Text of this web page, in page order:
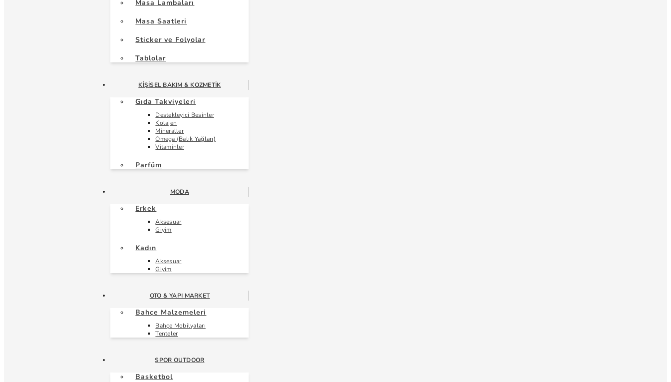
Masa Lambaları
Masa Saatleri
Sticker ve Folyolar
Tablolar
KIŞISEL BAKIM & KOZMETIK
Gıda Takviyeleri
Destekleyici Besinler
Kolajen
Mineraller
Omega (Balık Yağları)
Vitaminler
Parfüm
MODA
Erkek
Aksesuar
Giyim
Kadın
Aksesuar
Giyim
OTO & YAPI MARKET
Bahçe Malzemeleri
Bahçe Mobilyaları
Tenteler
SPOR OUTDOOR
Basketbol